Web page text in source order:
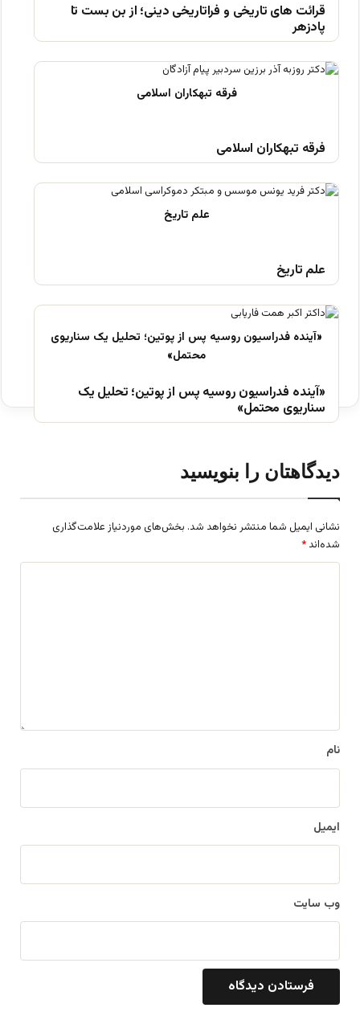
قرائت های تاریخی و فراتاریخی دینی؛ از بن بست تا
پادزهر
فرقه تبهکاران اسلامی
علم تاریخ
«آینده فدراسیون روسیه پس از پوتین؛ تحلیل یک
سناریوی محتمل»
دیدگاهتان را بنویسید
نشانی ایمیل شما منتشر نخواهد شد. بخش‌های موردنیاز علامت‌گذاری
شده‌اند *
نام
ایمیل
وب‌ سایت